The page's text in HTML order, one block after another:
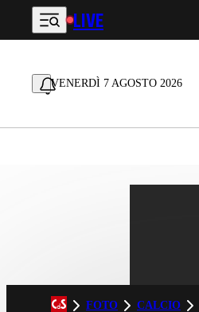
Vai al contenuto principale
LIVE
VENERDÌ 7 AGOSTO 2026
FOTO CALCIO